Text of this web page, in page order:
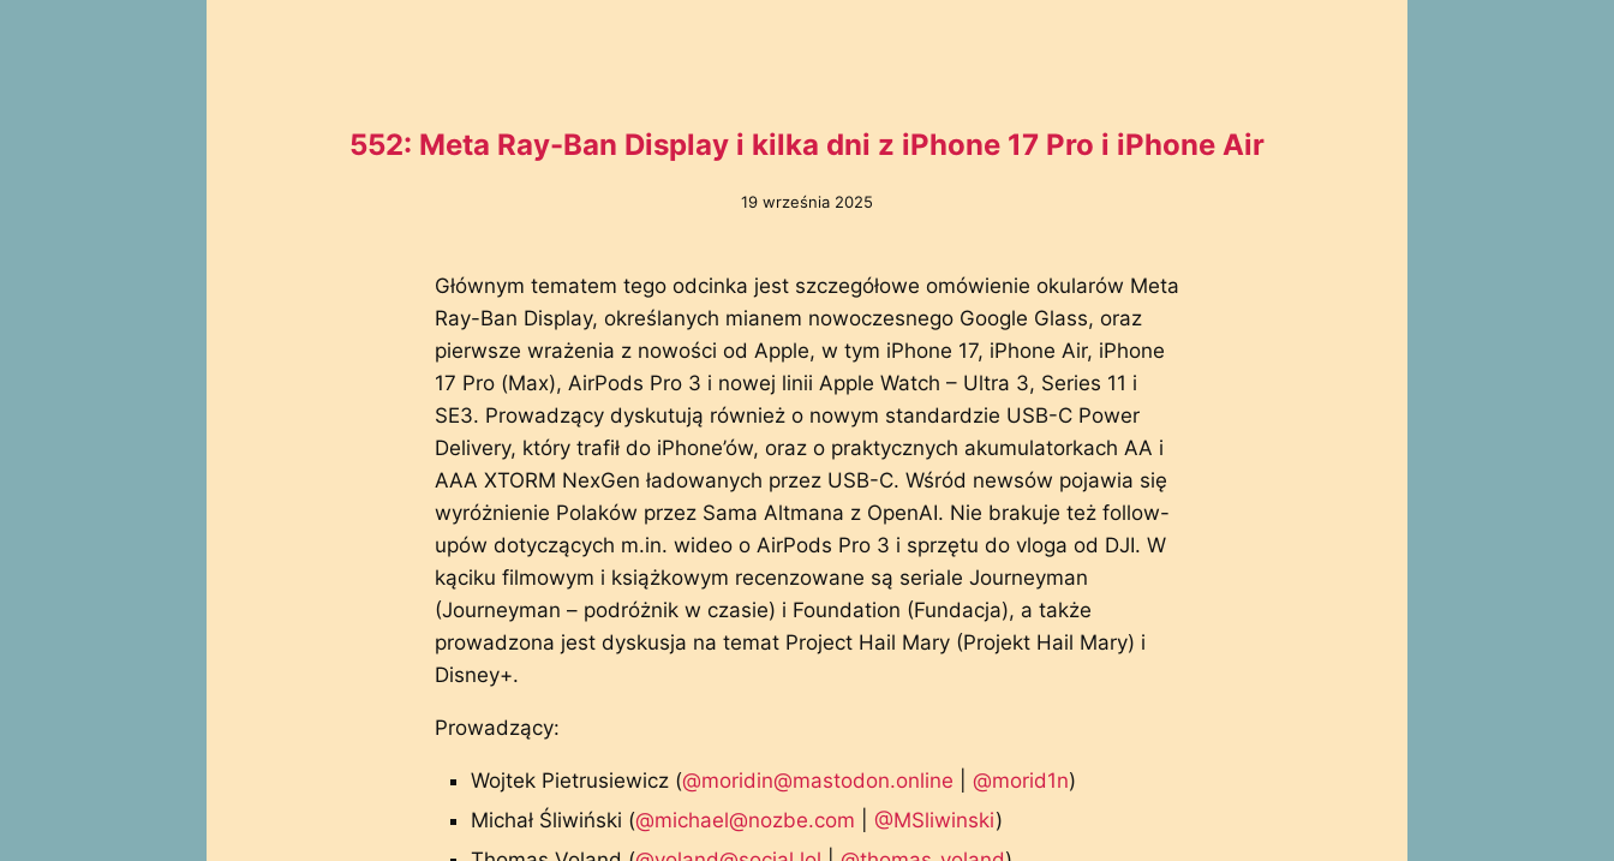
552: Meta Ray-Ban Display i kilka dni z iPhone 17 Pro i iPhone Air
19 września 2025
Głównym tematem tego odcinka jest szczegółowe omówienie okularów Meta
Ray-Ban Display, określanych mianem nowoczesnego Google Glass, oraz
pierwsze wrażenia z nowości od Apple, w tym iPhone 17, iPhone Air, iPhone
17 Pro (Max), AirPods Pro 3 i nowej linii Apple Watch – Ultra 3, Series 11 i
SE3. Prowadzący dyskutują również o nowym standardzie USB-C Power
Delivery, który trafił do iPhone’ów, oraz o praktycznych akumulatorkach AA i
AAA XTORM NexGen ładowanych przez USB-C. Wśród newsów pojawia się
wyróżnienie Polaków przez Sama Altmana z OpenAI. Nie brakuje też follow-
upów dotyczących m.in. wideo o AirPods Pro 3 i sprzętu do vloga od DJI. W
kąciku filmowym i książkowym recenzowane są seriale Journeyman
(Journeyman – podróżnik w czasie) i Foundation (Fundacja), a także
prowadzona jest dyskusja na temat Project Hail Mary (Projekt Hail Mary) i
Disney+.
Prowadzący:
Wojtek Pietrusiewicz (@moridin@mastodon.online @morid1n)
Michał Śliwiński (@michael@nozbe.com @MSliwinski)